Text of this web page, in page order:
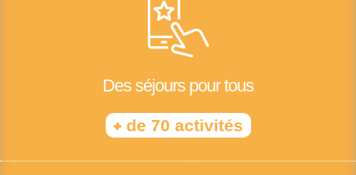
Des séjours pour tous
+de 70 activités